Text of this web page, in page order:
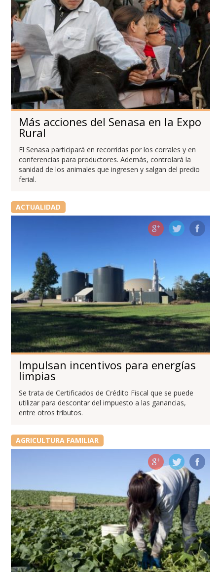
Más acciones del Senasa en la Expo
Rural
El Senasa participará en recorridas por los corrales y en
conferencias para productores. Además, controlará la
sanidad de los animales que ingresen y salgan del predio
ferial.
ACTUALIDAD
Impulsan incentivos para energías
limpias
Se trata de Certificados de Crédito Fiscal que se puede
utilizar para descontar del impuesto a las ganancias,
entre otros tributos.
AGRICULTURA FAMILIAR